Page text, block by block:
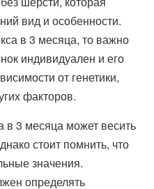
вид и особенности.
в 3 месяца, то важно
индивидуален и его
от генетики,
факторов.
в 3 месяца может весить
стоит помнить, что
значения.
определять